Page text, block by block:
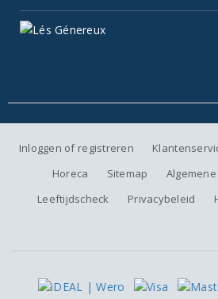
Inloggen of registreren
Horeca
Sitemap
Leeftijdscheck
Privacybeleid